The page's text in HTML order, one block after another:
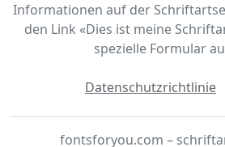
Informationen auf der
den Link «‎Dies ist meine
spezielle Formular
Datenschutzrichtlinie
fontsforyou.com –